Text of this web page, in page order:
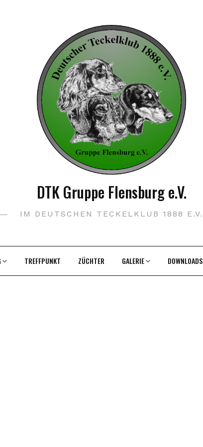
DTK Gruppe Flensburg e.V.
IM DEUTSCHEN TECKELKLUB 1888 E.V.
TREFFPUNKT ZÜCHTER GALERIE DOWNLOADS